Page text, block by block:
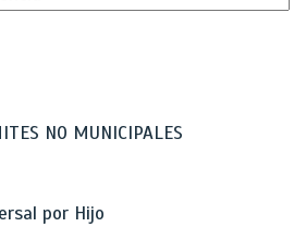
NO MUNICIPALES
por Hijo